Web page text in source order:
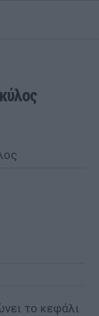
το κεφάλι